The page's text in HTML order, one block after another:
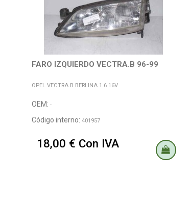
FARO IZQUIERDO VECTRA.B 96-99
OPEL VECTRA B BERLINA 1.6 16V
OEM: -
Código interno: 401957
18,00 € Con IVA